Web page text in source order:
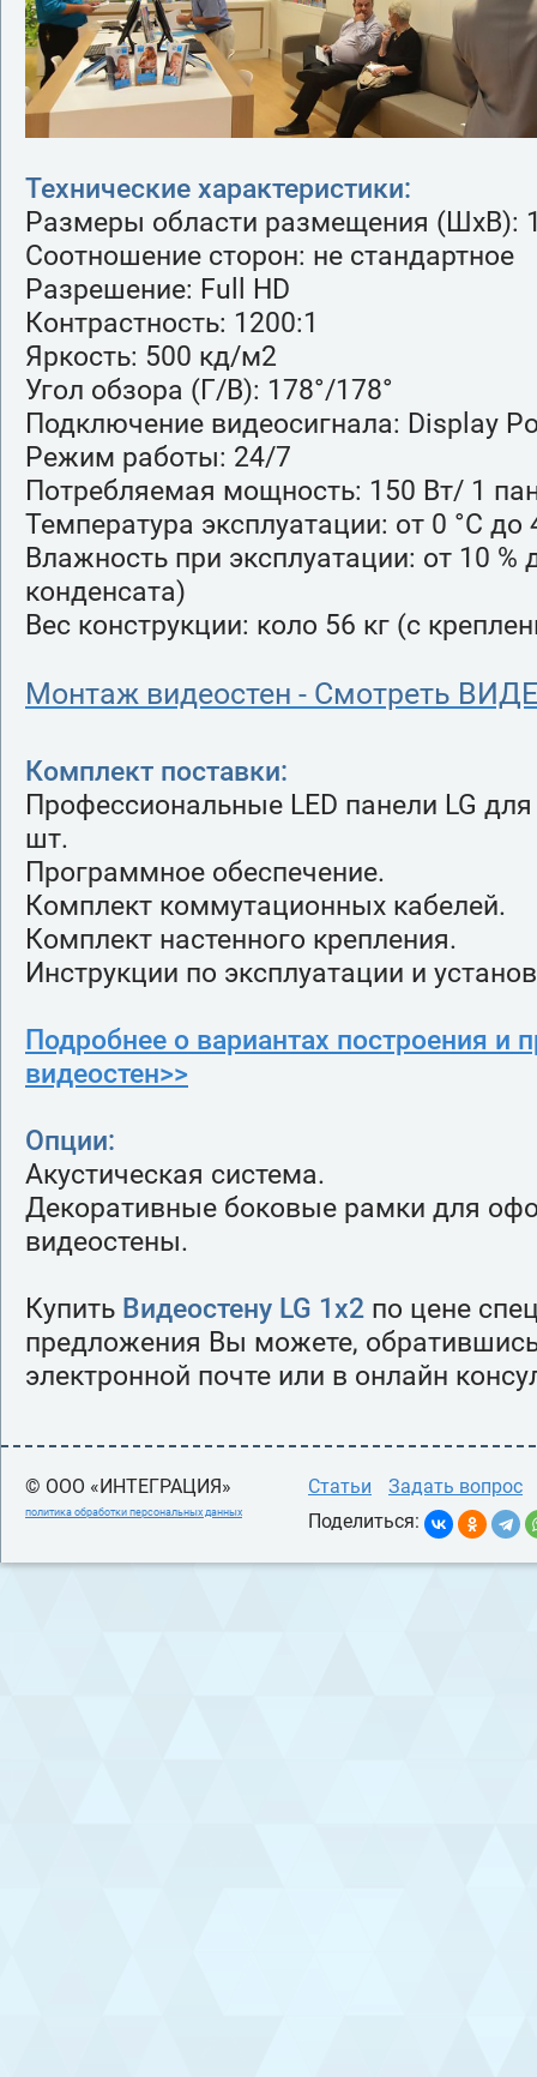
Технические характеристики:
Размеры области размещения (ШхВ):
Соотношение сторон: не стандартное
Разрешение: Full HD
Контрастность: 1200:1
Яркость: 500 кд/м2
Угол обзора (Г/В): 178°/178°
Подключение видеосигнала: Display
Режим работы: 24/7
Потребляемая мощность: 150 Вт/ 1
Температура эксплуатации: от 0 °C до
Влажность при эксплуатации: от 10 %
конденсата)
Вес конструкции: коло 56 кг (с
Монтаж видеостен - Смотреть
Комплект поставки:
Профессиональные LED панели LG
шт.
Программное обеспечение.
Комплект коммутационных кабелей.
Комплект настенного крепления.
Инструкции по эксплуатации и
Подробнее о вариантах построения и
видеостен>>
Опции:
Акустическая система.
Декоративные боковые рамки для
видеостены.
Купить Видеостену LG 1х2 по цене
предложения Вы можете,
электронной почте или в онлайн
© ООО «ИНТЕГРАЦИЯ»
политика обработки персональных данных
Статьи
Задать вопрос
Поделиться: